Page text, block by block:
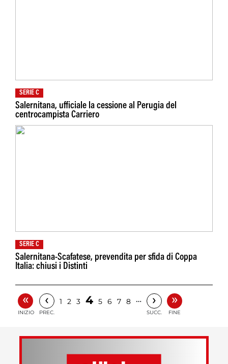
SERIE C
Salernitana, ufficiale la cessione al Perugia del
centrocampista Carriero
SERIE C
Salernitana-Scafatese, prevendita per sfida di Coppa
Italia: chiusi i Distinti
«
INIZIO
‹
PREC.
1 2 3 4 5 6 7 8 … ›
SUCC.
»
FINE